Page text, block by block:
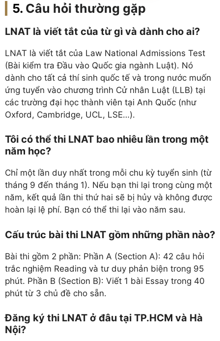
Câu hỏi thường gặp
LNAT là viết tắt của từ gì và dành cho ai?
LNAT là viết tắt của Law National Admissions Test
(Bài kiểm tra Đầu vào Quốc gia ngành Luật). Nó
dành cho tất cả thí sinh quốc tế và trong nước muốn
ứng tuyển vào chương trình Cử nhân Luật (LLB) tại
các trường đại học thành viên tại Anh Quốc (như
Oxford, Cambridge, UCL, LSE…).
Tôi có thể thi LNAT bao nhiêu lần trong một
năm học?
Chỉ một lần duy nhất trong mỗi chu kỳ tuyển sinh (từ
tháng 9 đến tháng 1). Nếu bạn thi lại trong cùng một
năm, kết quả lần thi thứ hai sẽ bị hủy và không được
hoàn lại lệ phí. Bạn có thể thi lại vào năm sau.
Cấu trúc bài thi LNAT gồm những phần nào?
Bài thi gồm 2 phần: Phần A (Section A): 42 câu hỏi
trắc nghiệm Reading và tư duy phản biện trong 95
phút. Phần B (Section B): Viết 1 bài Essay trong 40
phút từ 3 chủ đề cho sẵn.
Đăng ký thi LNAT ở đâu tại TP.HCM và Hà
Nội?